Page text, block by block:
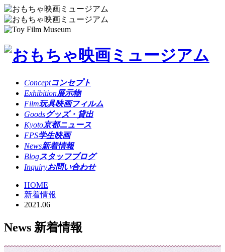
Conceptコンセプト
Exhibition展示物
Film玩具映画フィルム
Goodsグッズ・貸出
Kyoto京都ニュース
FPS学生映画
News新着情報
Blogスタッフブログ
Inquiryお問い合わせ
HOME
新着情報
2021.06
News 新着情報